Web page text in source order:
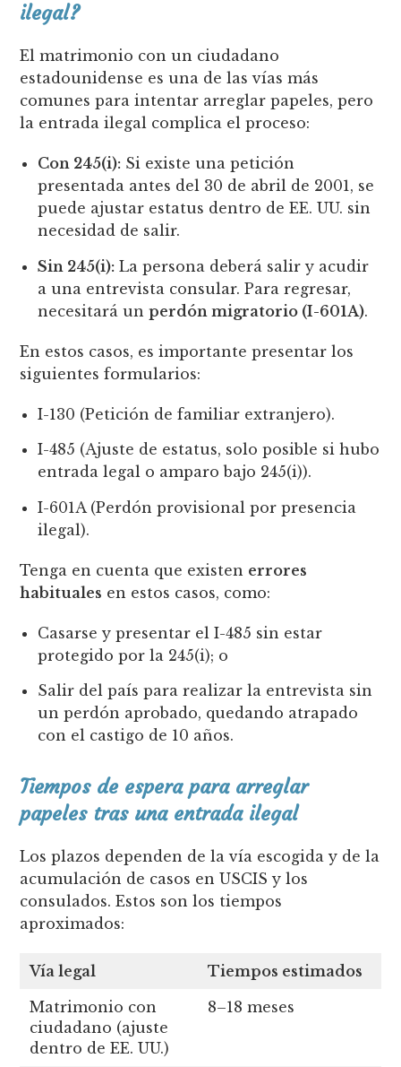
ilegal?
El matrimonio con un ciudadano
estadounidense es una de las vías más
comunes para intentar arreglar papeles, pero
la entrada ilegal complica el proceso:
Con 245(i): Si existe una petición
presentada antes del 30 de abril de 2001, se
puede ajustar estatus dentro de EE. UU. sin
necesidad de salir.
Sin 245(i): La persona deberá salir y acudir
a una entrevista consular. Para regresar,
necesitará unperdón migratorio (I-601A).
En estos casos, es importante presentar los
siguientes formularios:
I-130 (Petición de familiar extranjero).
I-485 (Ajuste de estatus, solo posible si hubo
entrada legal o amparo bajo 245(i)).
I-601A (Perdón provisional por presencia
ilegal).
Tenga en cuenta que existen errores
habituales en estos casos, como:
Casarse y presentar el I-485 sin estar
protegido por la 245(i); o
Salir del país para realizar la entrevista sin
un perdón aprobado, quedando atrapado
con el castigo de 10 años.
Tiempos de espera para arreglar
papeles tras una entrada ilegal
Los plazos dependen de la vía escogida y de la
acumulación de casos en USCIS y los
consulados. Estos son los tiempos
aproximados:
Vía legal Tiempos estimados
Matrimonio con
ciudadano (ajuste
dentro de EE. UU.)
8–18 meses